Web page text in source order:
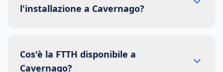
l'installazione a Cavernago?
Cos'è la FTTH disponibile a
Cavernago?